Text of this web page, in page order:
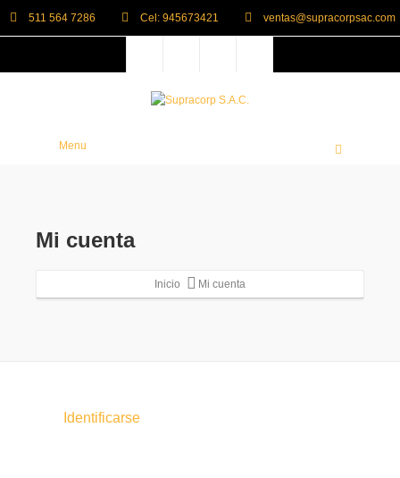
511 564 7286 Cel: 945673421 ventas@supracorpsac.com
Menu
Mi cuenta
Inicio Mi cuenta
Identificarse